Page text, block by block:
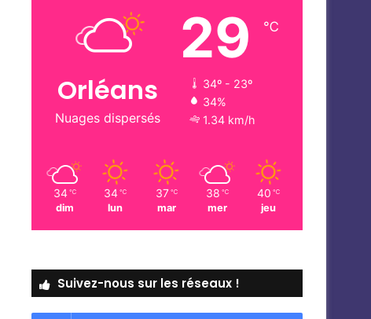
Orléans
Nuages dispersés
29 ℃
34º - 23º
34%
1.34 km/h
34 ℃
dim
34 ℃
lun
37 ℃
mar
38 ℃
mer
40 ℃
jeu
Suivez-nous sur les réseaux !